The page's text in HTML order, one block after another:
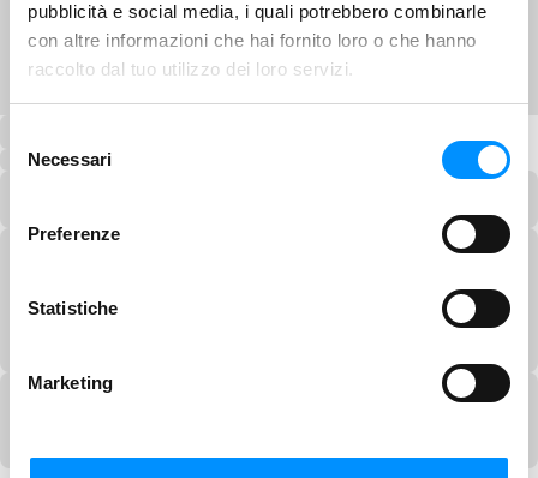
pubblicità e social media, i quali potrebbero combinarle
con altre informazioni che hai fornito loro o che hanno
raccolto dal tuo utilizzo dei loro servizi.
delNecessari
Preferenze
Statistiche
Marketing